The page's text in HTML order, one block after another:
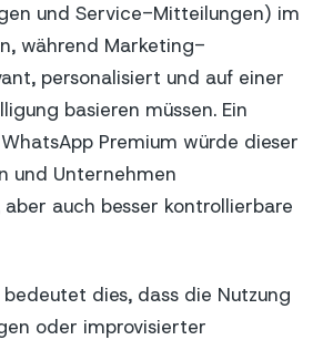
und Service-Mitteilungen) im
während Marketing-
personalisiert und auf einer
basieren müssen. Ein
Premium würde dieser
und Unternehmen
auch besser kontrollierbare
dies, dass die Nutzung
oder improvisierter